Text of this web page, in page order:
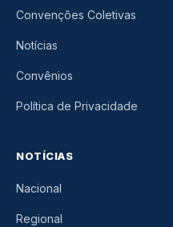
Convenções Coletivas
Notícias
Convênios
Política de Privacidade
NOTÍCIAS
Nacional
Regional